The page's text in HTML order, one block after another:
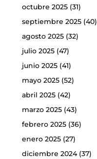
octubre 2025(31)
septiembre 2025(40)
agosto 2025(32)
julio 2025(47)
junio 2025(41)
mayo 2025(52)
abril 2025(42)
marzo 2025(43)
febrero 2025(36)
enero 2025(27)
diciembre 2024(37)